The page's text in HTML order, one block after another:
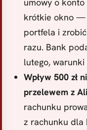
krótkie okno —
portfela i
razu. Bank
lutego,
Wpływ 500 zł
przelewem z
rachunku
z rachunku dla